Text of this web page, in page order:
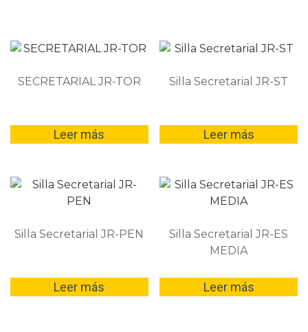
alto
SECRETARIAL JR-TOR
Leer más
Silla Secretarial JR-ST
Leer más
Silla Secretarial JR-PEN
Leer más
Silla Secretarial JR-ES
MEDIA
Leer más